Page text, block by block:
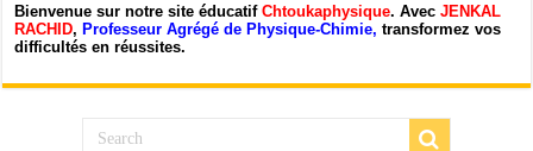
Bienvenue sur notre site éducatifChtoukaphysique. AvecJENKAL
RACHID,Professeur Agrégé de Physique-Chimie,transformez vos
difficultés en réussites.